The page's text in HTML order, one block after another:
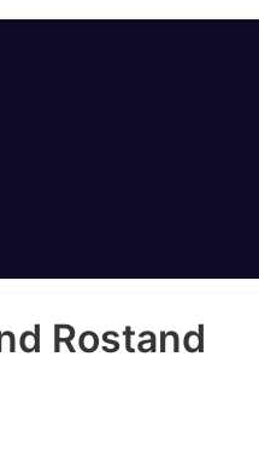
Rostand